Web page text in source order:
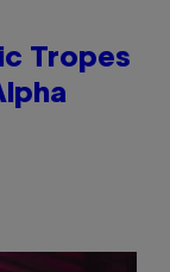
Tropes